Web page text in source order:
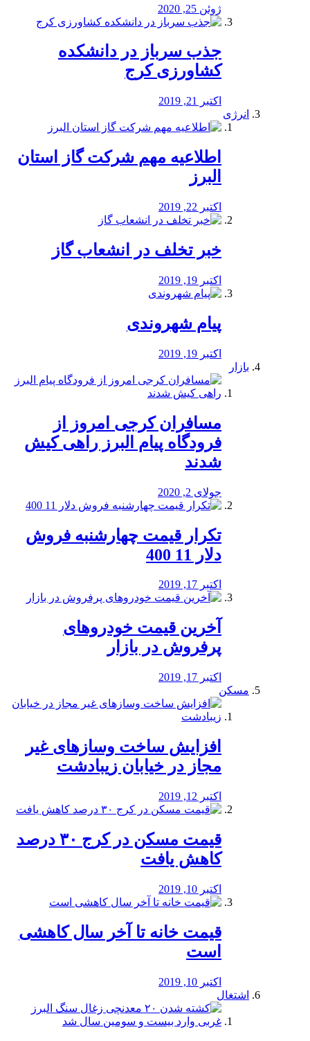
ژوئن 25, 2020
جذب سرباز در دانشکده
کشاورزی کرج
اکتبر 21, 2019
انرژی
️اطلاعیه مهم شرکت گاز استان
البرز
اکتبر 22, 2019
خبر تخلف در انشعاب گاز
اکتبر 19, 2019
پیام شهروندی
اکتبر 19, 2019
بازار
مسافران کرجی امروز از
فرودگاه پیام البرز راهی کیش
شدند
جولای 2, 2020
تکرار قیمت چهارشنبه فروش
دلار 11 400
اکتبر 17, 2019
آخرین قیمت خودرو‌های
پرفروش در بازار
اکتبر 17, 2019
مسکن
افزایش ساخت وسازهای غیر
مجاز در خیابان زیبادشت
اکتبر 12, 2019
️قیمت مسکن در کرج ۳۰ درصد
کاهش یافت
اکتبر 10, 2019
قیمت خانه تا آخر سال کاهشی
است
اکتبر 10, 2019
اشتغال